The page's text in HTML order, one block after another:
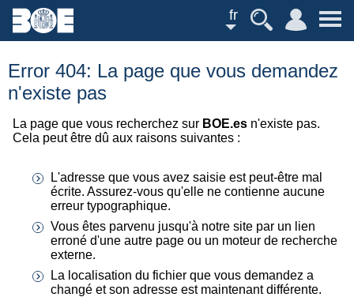
fr
Error 404: La page que vous demandez
n'existe pas
La page que vous recherchez sur BOE.es n'existe pas.
Cela peut être dû aux raisons suivantes :
L'adresse que vous avez saisie est peut-être mal
écrite. Assurez-vous qu'elle ne contienne aucune
erreur typographique.
Vous êtes parvenu jusqu'à notre site par un lien
erroné d'une autre page ou un moteur de recherche
externe.
La localisation du fichier que vous demandez a
changé et son adresse est maintenant différente.